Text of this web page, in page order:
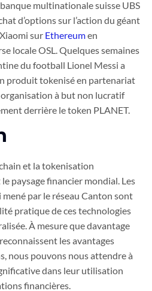
multinationale suisse UBS
d’options sur l’action du géant
sur Ethereumen
locale OSL. Quelques semaines
du football Lionel Messi a
produit tokenisé en partenariat
à but non lucratif
derrière le token PLANET.
et la tokenisation
paysage financier mondial. Les
par le réseau Canton sont
pratique de ces technologies
À mesure que davantage
les avantages
nous pouvons nous attendre à
dans leur utilisation
financières.